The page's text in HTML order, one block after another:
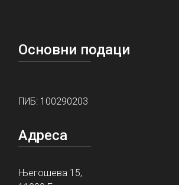
Основни подаци
ПИБ: 100290203
Адреса
Његошева 15,